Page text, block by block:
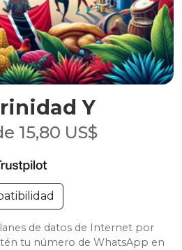
Y
15,80 US$
de datos de Internet por
tu número de WhatsApp en